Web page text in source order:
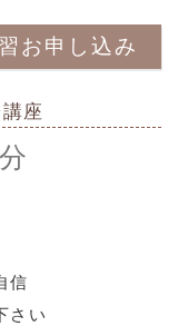
お申し込み
座
信
さい